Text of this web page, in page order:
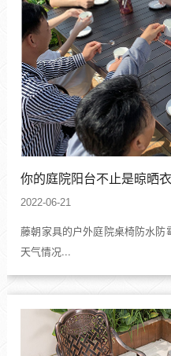
2022-06-21
藤朝家具的户外庭院桌椅防水
天气情况...